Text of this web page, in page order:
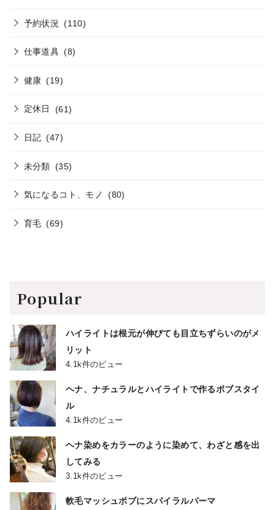
予約状況 (110)
仕事道具 (8)
健康 (19)
定休日 (61)
日記 (47)
未分類 (35)
気になるコト、モノ (80)
育毛 (69)
Popular
ハイライトは根元が伸びても目立ちずらいのがメ
リット
4.1k件のビュー
ヘナ、ナチュラルとハイライトで作るボブスタイ
ル
4.1k件のビュー
ヘナ染めをカラーのように染めて、わざと感を出
してみる
3.1k件のビュー
軟毛マッシュボブにスパイラルパーマ